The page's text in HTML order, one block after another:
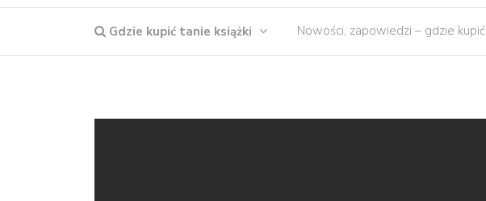
Gdzie kupić tanie książki Nowości, zapowiedzi – gdzie kupić